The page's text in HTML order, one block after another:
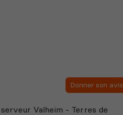
Donner son avis
Valheim - Terres de